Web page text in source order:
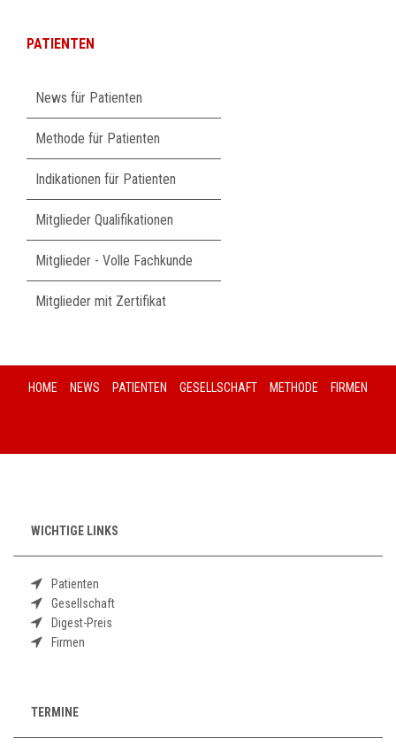
PATIENTEN
überspringen
News für Patienten
Methode für Patienten
Indikationen für Patienten
Mitglieder Qualifikationen
Mitglieder - Volle Fachkunde
Mitglieder mit Zertifikat
HOME NEWS PATIENTEN GESELLSCHAFT METHODE FIRMEN
WICHTIGE LINKS
Patienten
Gesellschaft
Digest-Preis
Firmen
TERMINE